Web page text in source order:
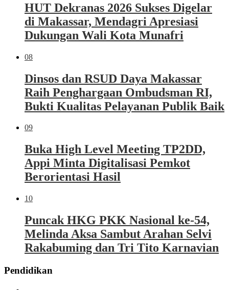
HUT Dekranas 2026 Sukses Digelar
di Makassar, Mendagri Apresiasi
Dukungan Wali Kota Munafri
08
Dinsos dan RSUD Daya Makassar
Raih Penghargaan Ombudsman RI,
Bukti Kualitas Pelayanan Publik Baik
09
Buka High Level Meeting TP2DD,
Appi Minta Digitalisasi Pemkot
Berorientasi Hasil
10
Puncak HKG PKK Nasional ke-54,
Melinda Aksa Sambut Arahan Selvi
Rakabuming dan Tri Tito Karnavian
Pendidikan